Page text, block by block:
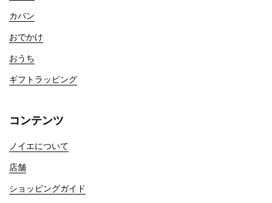
カバン
おでかけ
おうち
ギフトラッピング
コンテンツ
ノイエについて
店舗
ショッピングガイド